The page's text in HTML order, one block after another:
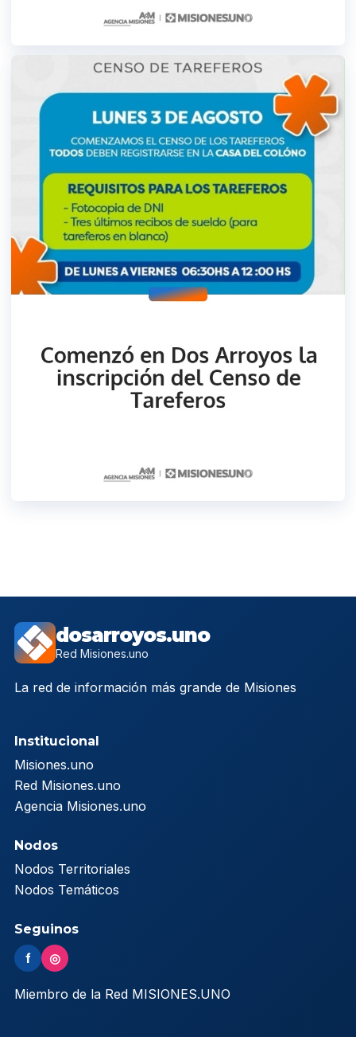
dosarroyos.uno
Red Misiones.uno
La red de información más grande de Misiones
Institucional
Misiones.uno
Red Misiones.uno
Agencia Misiones.uno
Nodos
Nodos Territoriales
Nodos Temáticos
Seguinos
f ◎
Miembro de la Red MISIONES.UNO